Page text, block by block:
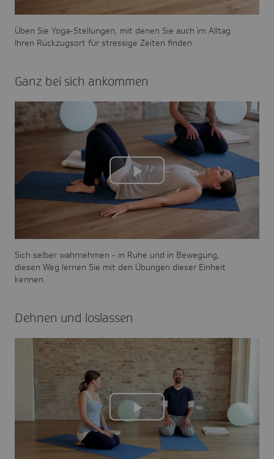
Üben Sie Yoga-Stellungen, mit denen Sie auch im Alltag
Ihren Rückzugsort für stressige Zeiten finden.
Ganz bei sich ankommen
Play
Video
Sich selber wahrnehmen - in Ruhe und in Bewegung,
diesen Weg lernen Sie mit den Übungen dieser Einheit
kennen.
Dehnen und loslassen
Play
Video